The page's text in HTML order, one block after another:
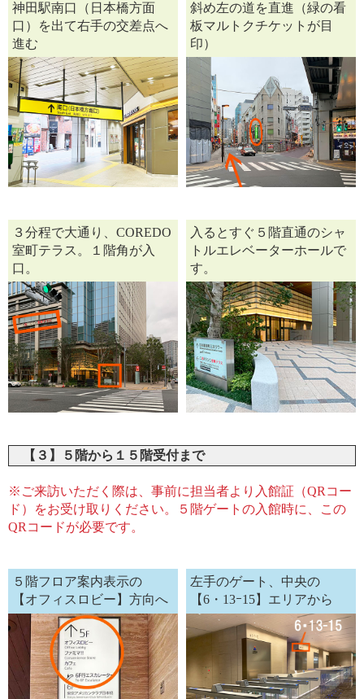
神田駅南口（日本橋方面
口）を出て右手の交差点へ
進む
斜め左の道を直進（緑の看
板マルトクチケットが目
印）
３分程で大通り、COREDO
室町テラス。１階角が入
口。
入るとすぐ５階直通のシャ
トルエレベーターホールで
す。
【３】５階から１５階受付まで
※ご来訪いただく際は、事前に担当者より入館証（QRコー
ド）をお受け取りください。５階ゲートの入館時に、この
QRコードが必要です。
５階フロア案内表示の
【オフィスロビー】方向へ
左手のゲート、中央の
【6・13ｰ15】エリアから